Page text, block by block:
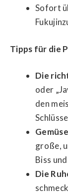
Sofort
Tipps für die
Die
oder
den
große,
Biss
Die